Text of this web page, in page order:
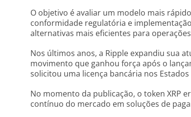
O objetivo é avaliar um modelo mais
conformidade regulatória e
alternativas mais eficientes para
Nos últimos anos, a Ripple expandiu sua
movimento que ganhou força após o
solicitou uma licença bancária nos
No momento da publicação, o token XRP
contínuo do mercado em soluções de